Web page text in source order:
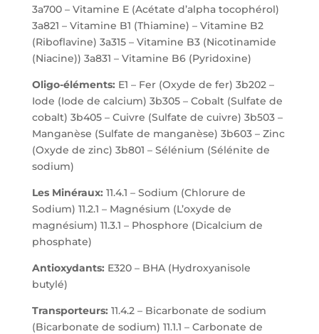
3a700 – Vitamine E (Acétate d’alpha tocophérol)
3a821 – Vitamine B1 (Thiamine) – Vitamine B2
(Riboflavine) 3a315 – Vitamine B3 (Nicotinamide
(Niacine)) 3a831 – Vitamine B6 (Pyridoxine)
Oligo-éléments: E1 – Fer (Oxyde de fer) 3b202 –
Iode (Iode de calcium) 3b305 – Cobalt (Sulfate de
cobalt) 3b405 – Cuivre (Sulfate de cuivre) 3b503 –
Manganèse (Sulfate de manganèse) 3b603 – Zinc
(Oxyde de zinc) 3b801 – Sélénium (Sélénite de
sodium)
Les Minéraux: 11.4.1 – Sodium (Chlorure de
Sodium) 11.2.1 – Magnésium (L’oxyde de
magnésium) 11.3.1 – Phosphore (Dicalcium de
phosphate)
Antioxydants: E320 – BHA (Hydroxyanisole
butylé)
Transporteurs: 11.4.2 – Bicarbonate de sodium
(Bicarbonate de sodium) 11.1.1 – Carbonate de